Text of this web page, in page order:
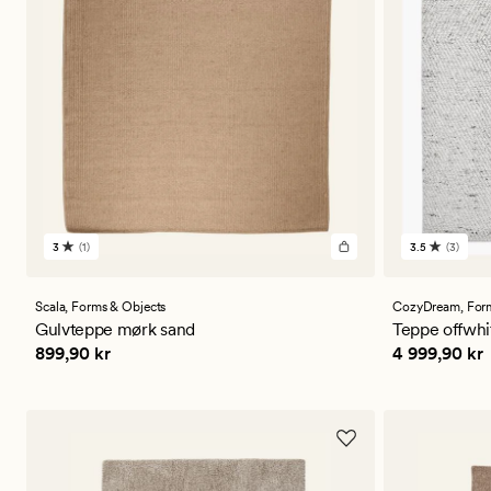
1
en
gjennomsnittlig
vurdering
på
3 (1)
Scala, Forms & Objects
Gulvteppe mørk sand
Pris 899,90 kr
899,90 kr
3
en
vurdering
på
3.5 (3)
CozyDream,
Teppe
Pris 4
4 999,90 kr